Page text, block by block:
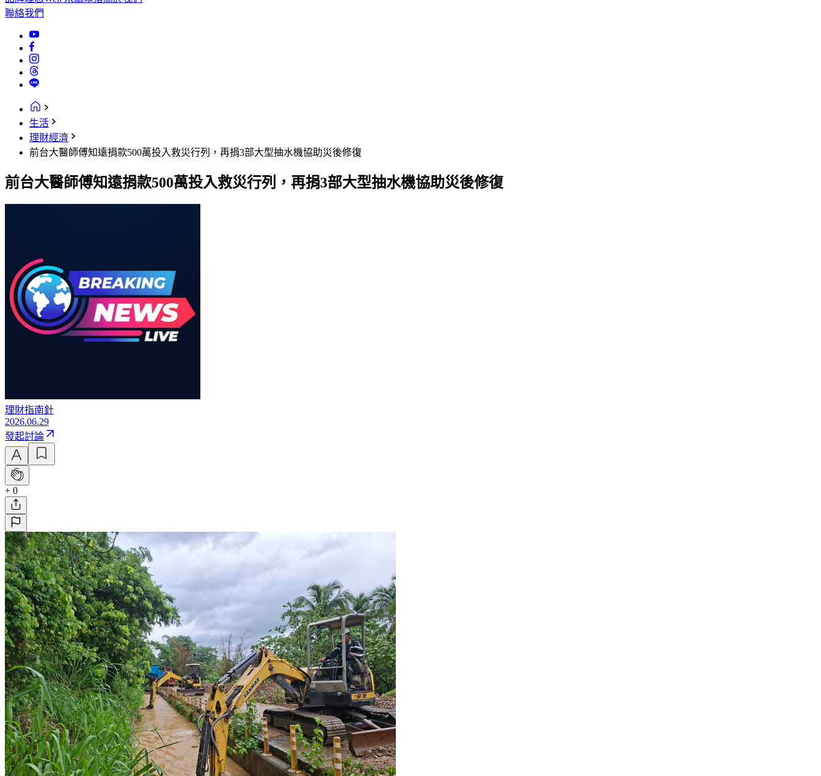
聯絡我們
生活
理財經濟
前台大醫師傅知遠捐款500萬投入救災行列，再捐3部大型抽水機協助災後修復
前台大醫師傅知遠捐款500萬投入救災行列，再捐3部大型抽水機協助災後修復
理財指南針
2026.06.29
發起討論
+ 0